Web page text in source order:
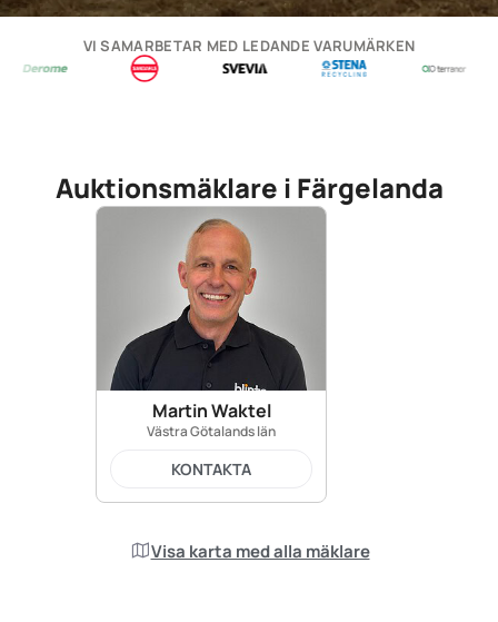
VI SAMARBETAR MED LEDANDE VARUMÄRKEN
Auktionsmäklare i Färgelanda
Visa karta med alla mäklare
Martin Waktel
Västra Götalands län
KONTAKTA